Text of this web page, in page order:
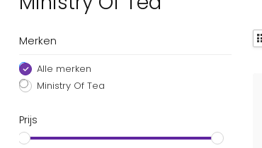
Merken
Alle merken
Ministry Of Tea
Prijs